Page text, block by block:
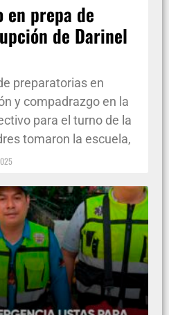
prepa de
de Darinel
preparatorias en
y compadrazgo en la
para el turno de la
tomaron la escuela,